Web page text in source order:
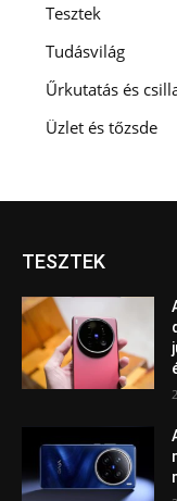
Tesztek
Tudásvilág
Űrkutatás és
Üzlet és tőzsde
TESZTEK